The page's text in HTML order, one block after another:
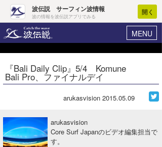
波伝説 サーフィン波情報
波の情報を波伝説アプリでみる
開く
MENU
ヘルプ マイホーム
ログイン
波情報･概況
WAVE HUNTER 波予想ツール
『Bali Daily Clip』5/4 Komune
Bali Pro、ファイナルデイ
arukasvision 2015.05.09
arukasvision
Core Surf Japanのビデオ編集担当で
す。
Core Surf Japan
アート＆エンタメ